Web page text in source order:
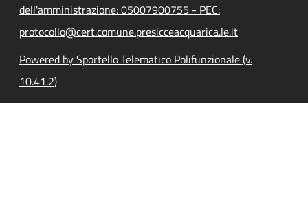
dell'amministrazione: 05007900755 - PEC:
protocollo@cert.comune.presicceacquarica.le.it
Powered by Sportello Telematico Polifunzionale (v.
10.41.2)